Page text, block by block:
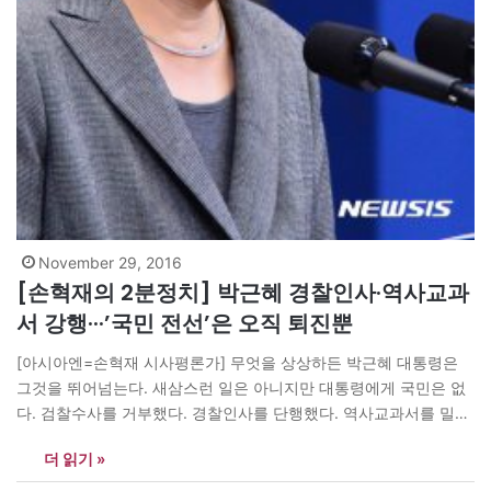
November 29, 2016
[손혁재의 2분정치] 박근혜 경찰인사·역사교과
서 강행···’국민 전선’은 오직 퇴진뿐
[아시아엔=손혁재 시사평론가] 무엇을 상상하든 박근혜 대통령은
그것을 뛰어넘는다. 새삼스런 일은 아니지만 대통령에게 국민은 없
다. 검찰수사를 거부했다. 경찰인사를 단행했다. 역사교과서를 밀어
선을 분산시키려 하지만 국민의 전선은 오직 하나 ‘퇴진’뿐이다.
더 읽기 »